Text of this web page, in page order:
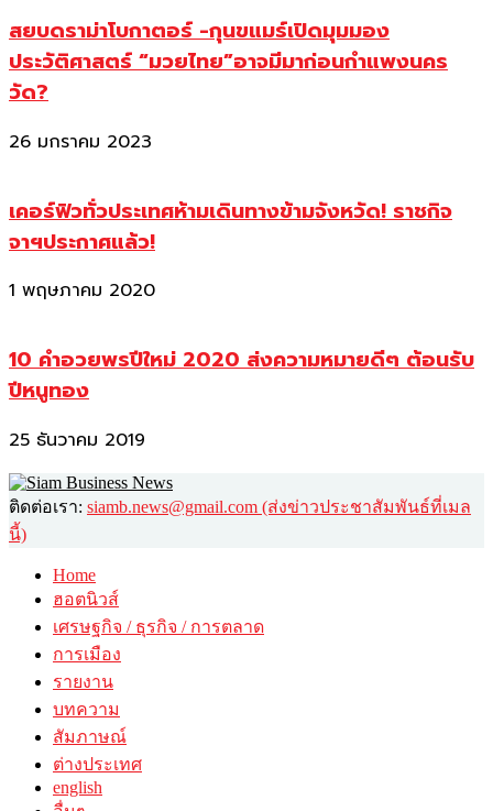
สยบดราม่าโบกาตอร์ -กุนขแมร์เปิดมุมมอง
ประวัติศาสตร์ “มวยไทย”อาจมีมาก่อนกำแพงนคร
วัด?
26 มกราคม 2023
เคอร์ฟิวทั่วประเทศห้ามเดินทางข้ามจังหวัด! ราชกิจ
จาฯประกาศแล้ว!
1 พฤษภาคม 2020
10 คำอวยพรปีใหม่ 2020 ส่งความหมายดีๆ ต้อนรับ
ปีหนูทอง
25 ธันวาคม 2019
ติดต่อเรา: siamb.news@gmail.com (ส่งข่าวประชาสัมพันธ์ที่เมล
นี้)
Home
ฮอตนิวส์
เศรษฐกิจ / ธุรกิจ / การตลาด
การเมือง
รายงาน
บทความ
สัมภาษณ์
ต่างประเทศ
english